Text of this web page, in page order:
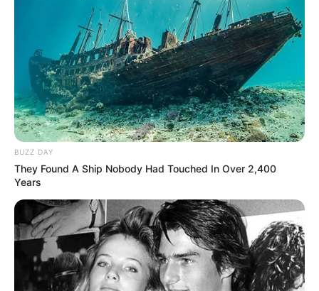
BUZZ DAY
They Found A Ship Nobody Had Touched In Over 2,400
Years